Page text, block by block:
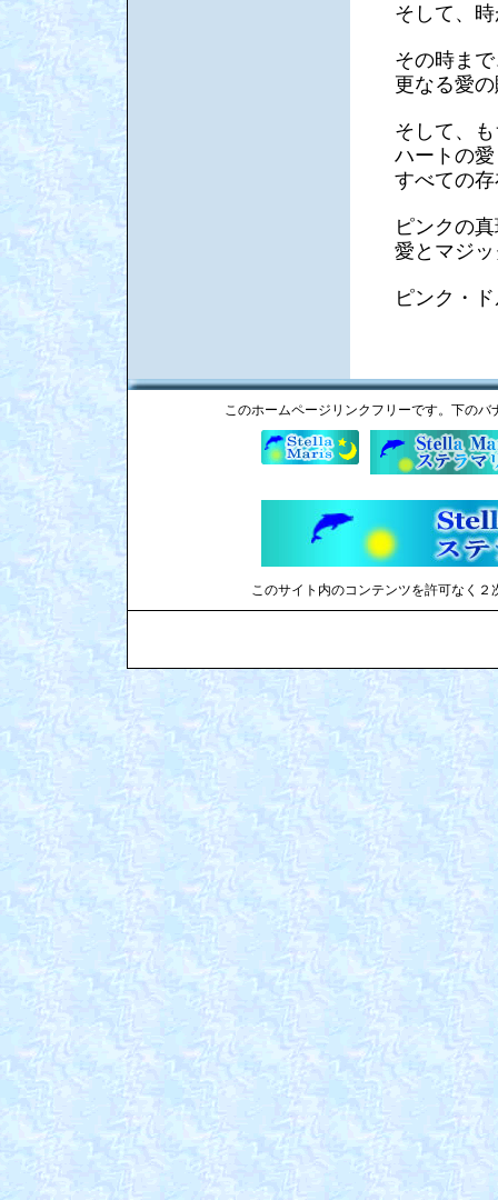
そして、
その時ま
更なる愛
そして、
ハートの
すべての
ピンクの
愛とマジ
ピンク・
このホームページリンクフリーです。下の
このサイト内のコンテンツを許可なく